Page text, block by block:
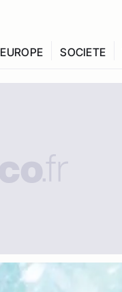
EUROPE SOCIETE